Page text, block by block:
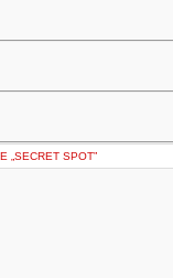
„SECRET SPOT”